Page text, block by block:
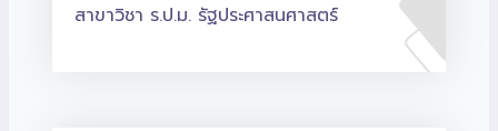
สาขาวิชา ร.ป.ม. รัฐประศาสนศาสตร์